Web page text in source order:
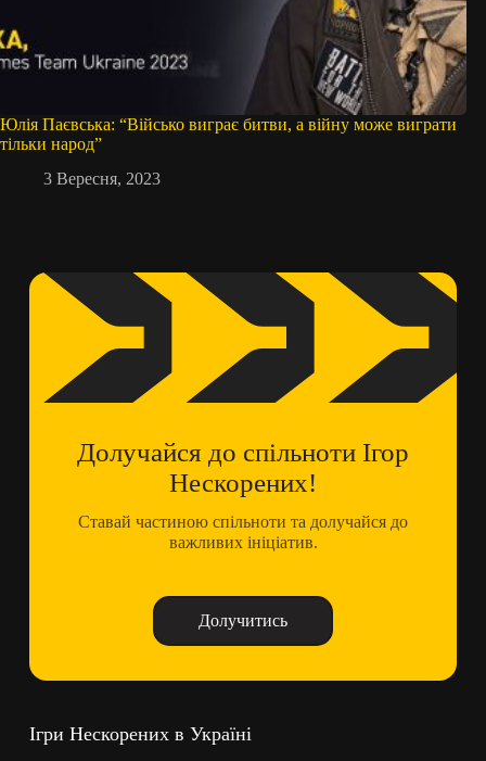
Юлія Паєвська: “Військо виграє битви, а війну може виграти
тільки народ”
3 Вересня, 2023
Долучайся до спільноти Ігор
Нескорених!
Ставай частиною спільноти та долучайся до
важливих ініціатив.
Долучитись
Ігри Нескорених в Україні